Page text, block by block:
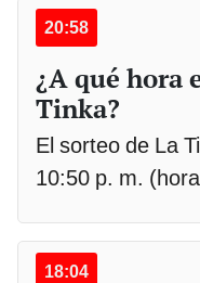
20:58
¿A qué hora
Tinka?
El sorteo de La
10:50 p. m.
18:04